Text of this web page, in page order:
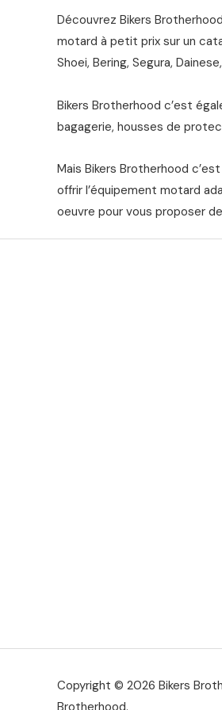
Découvrez Bikers
motard à petit prix sur un
Shoei, Bering, Segura,
Bikers Brotherhood c’est
bagagerie, housses de
Mais Bikers Brotherhood
offrir l’équipement motard
oeuvre pour vous proposer
Copyright © 2026 Bikers
Brotherhood.